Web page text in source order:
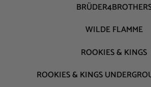
WILDE FLAMME
ROOKIES & KINGS
ROOKIES & KINGS